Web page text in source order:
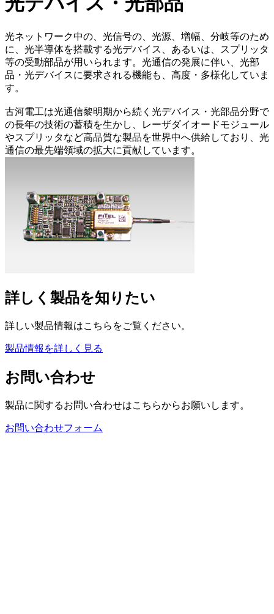
光ネットワーク中の、光信号の、光源、増幅、分岐等のため
に、光半導体を搭載する光デバイス、あるいは、スプリッタ
等の受動部品が用いられます。光通信の発展に伴い、光部
品・光デバイスに要求される機能も、高度・多様化していま
す。
古河電工は光通信黎明期から続く光デバイス・光部品分野で
の長年の技術の蓄積を生かし、レーザダイオードモジュール
やスプリッタなど高品質な製品を世界中へ供給しており、光
通信の最先端領域の拡大に貢献しています。
詳しく製品を知りたい
詳しい製品情報はこちらをご覧ください。
製品情報を詳しく見る
お問い合わせ
製品に関するお問い合わせはこちらからお願いします。
お問い合わせフォーム